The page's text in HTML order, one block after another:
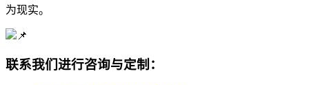
为现实。
联系我们进行咨询与定制：